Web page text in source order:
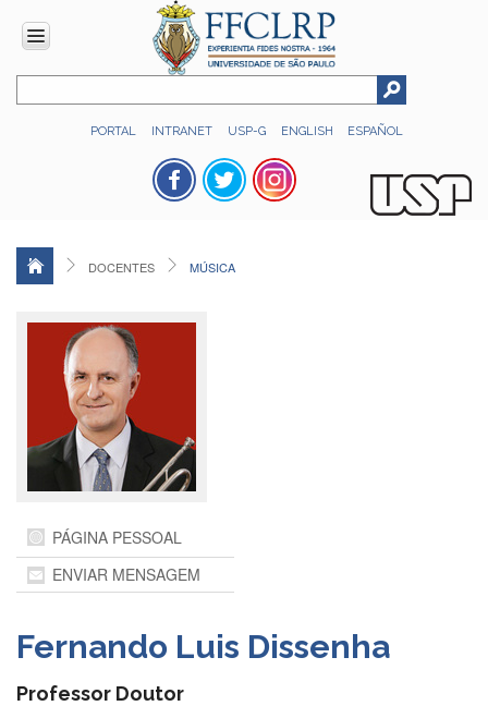
PORTAL INTRANET USP-G ENGLISH ESPAÑOL
INSTITUCIONAL
Histórico
Administração
Relatório
Gestão
FFCLRP
-
60
GRADUAÇÃO
Apresentação
Online
DOCENTES MÚSICA
PÁGINA PESSOAL
ENVIAR MENSAGEM
Fernando Luis Dissenha
Professor Doutor